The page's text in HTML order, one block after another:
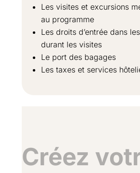
Les visites et excursions
au programme
Les droits d’entrée dans
durant les visites
Le port des bagages
Les taxes et services
Créez